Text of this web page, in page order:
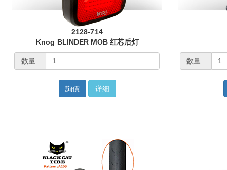
2128-714
Knog BLINDER MOB 红芯后灯
数量 :
詢價 详细
数量 :